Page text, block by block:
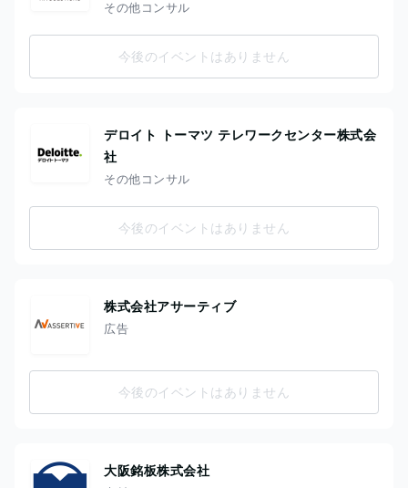
その他コンサル
今後のイベントはありません
デロイト トーマツ テレワークセンター株式会
社
その他コンサル
今後のイベントはありません
株式会社アサーティブ
広告
今後のイベントはありません
大阪銘板株式会社